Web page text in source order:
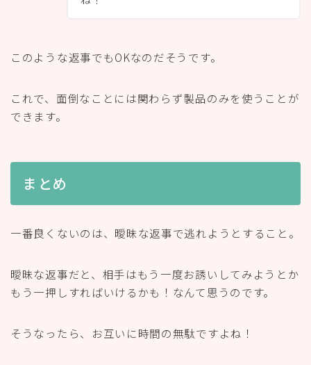
このような返事でもOKなのだそうです。
これで、面倒なことには関わらず製品のみを使うことが
できます。
まとめ
一番良くないのは、曖昧な返事で逃れようとすること。
曖昧な返事だと、相手はもう一度お誘いしてみようとか
もう一押しすればいけるかも！なんて思うのです。
そうなったら、お互いに時間の無駄ですよね！